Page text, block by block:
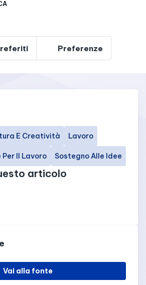
Preferenze
E Creatività Lavoro
Il Lavoro Sostegno Alle Idee
articolo
Vai alla fonte